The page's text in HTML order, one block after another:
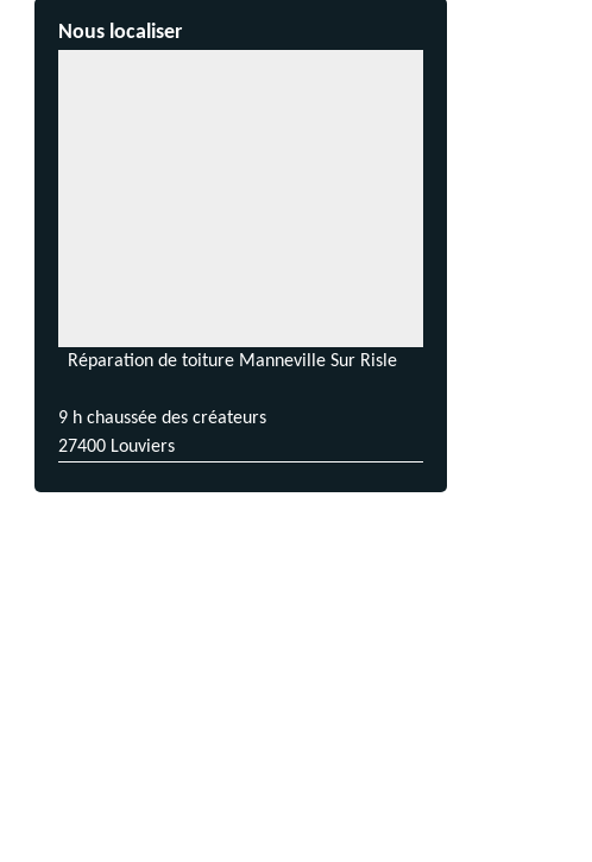
Nous localiser
Réparation de toiture Manneville Sur Risle
9 h chaussée des créateurs
27400 Louviers